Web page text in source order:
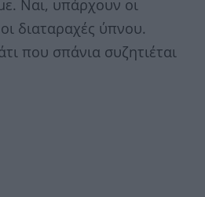
Ναι, υπάρχουν οι
διαταραχές ύπνου.
που σπάνια συζητιέται